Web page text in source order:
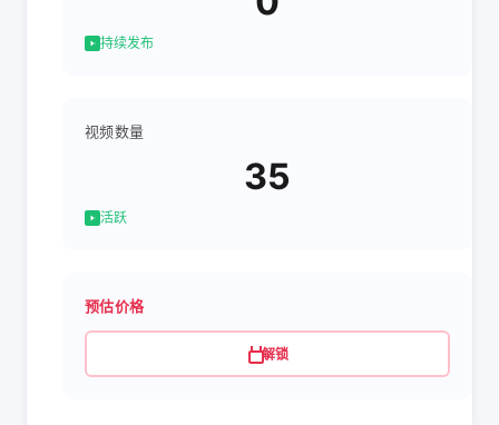
持续发布
视频数量
35
活跃
预估价格
解锁